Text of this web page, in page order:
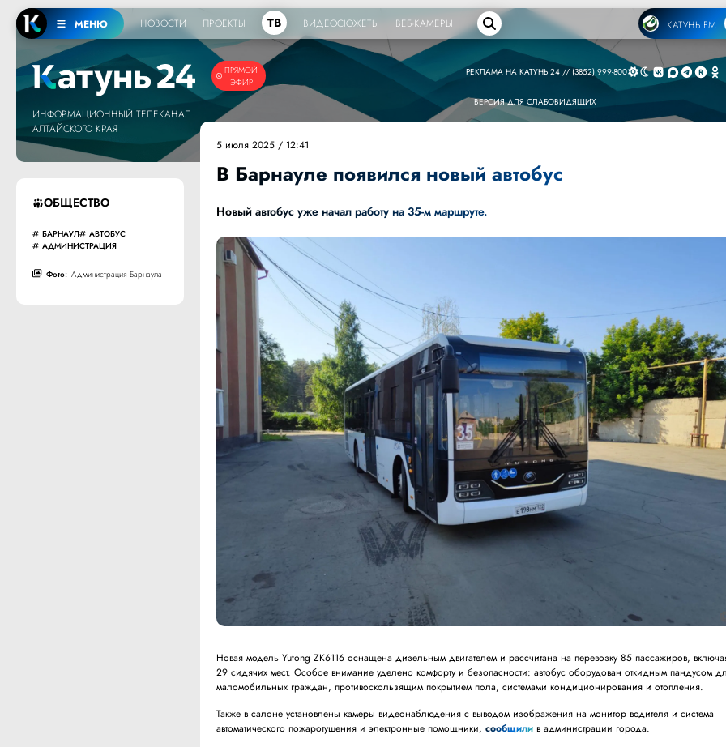
МЕНЮ НОВОСТИ ПРОЕКТЫ ТВ ВИДЕОСЮЖЕТЫ ВЕБ-КАМЕРЫ КАТУНЬ FM
ПРЯМОЙ
ЭФИР
ИНФОРМАЦИОННЫЙ ТЕЛЕКАНАЛ
АЛТАЙСКОГО КРАЯ
РЕКЛАМА НА КАТУНЬ 24 // (3852) 999-800
ВЕРСИЯ ДЛЯ СЛАБОВИДЯЩИХ
ОБЩЕСТВО
БАРНАУЛ
АВТОБУС
АДМИНИСТРАЦИЯ
Фото: Администрация Барнаула
5 июля 2025 / 12:41
В Барнауле появился новый автобус
Новый автобус уже начал работу на 35-м маршруте.
Новая модель Yutong ZK6116 оснащена дизельным двигателем и рассчитана на перевозку 85 пассажиров,
29 сидячих мест. Особое внимание уделено комфорту и безопасности: автобус оборудован откидным пандусом
маломобильных граждан, противоскользящим покрытием пола, системами кондиционирования и отопления.
Также в салоне установлены камеры видеонаблюдения с выводом изображения на монитор водителя и система
автоматического пожаротушения и электронные помощники,сообщили в администрации города.